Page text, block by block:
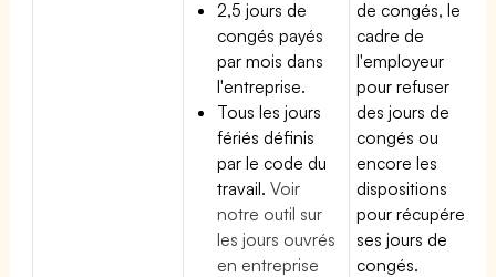
2,5 jours de
congés payés
par mois dans
l'entreprise.
Tous les jours
fériés définis
par le code du
travail.Voir
notre outil sur
les jours ouvrés
en entreprise
de congés, le
cadre de
l'employeur
pour refuser
des jours de
congés ou
encore les
dispositions
pour récupérer
ses jours de
congés.